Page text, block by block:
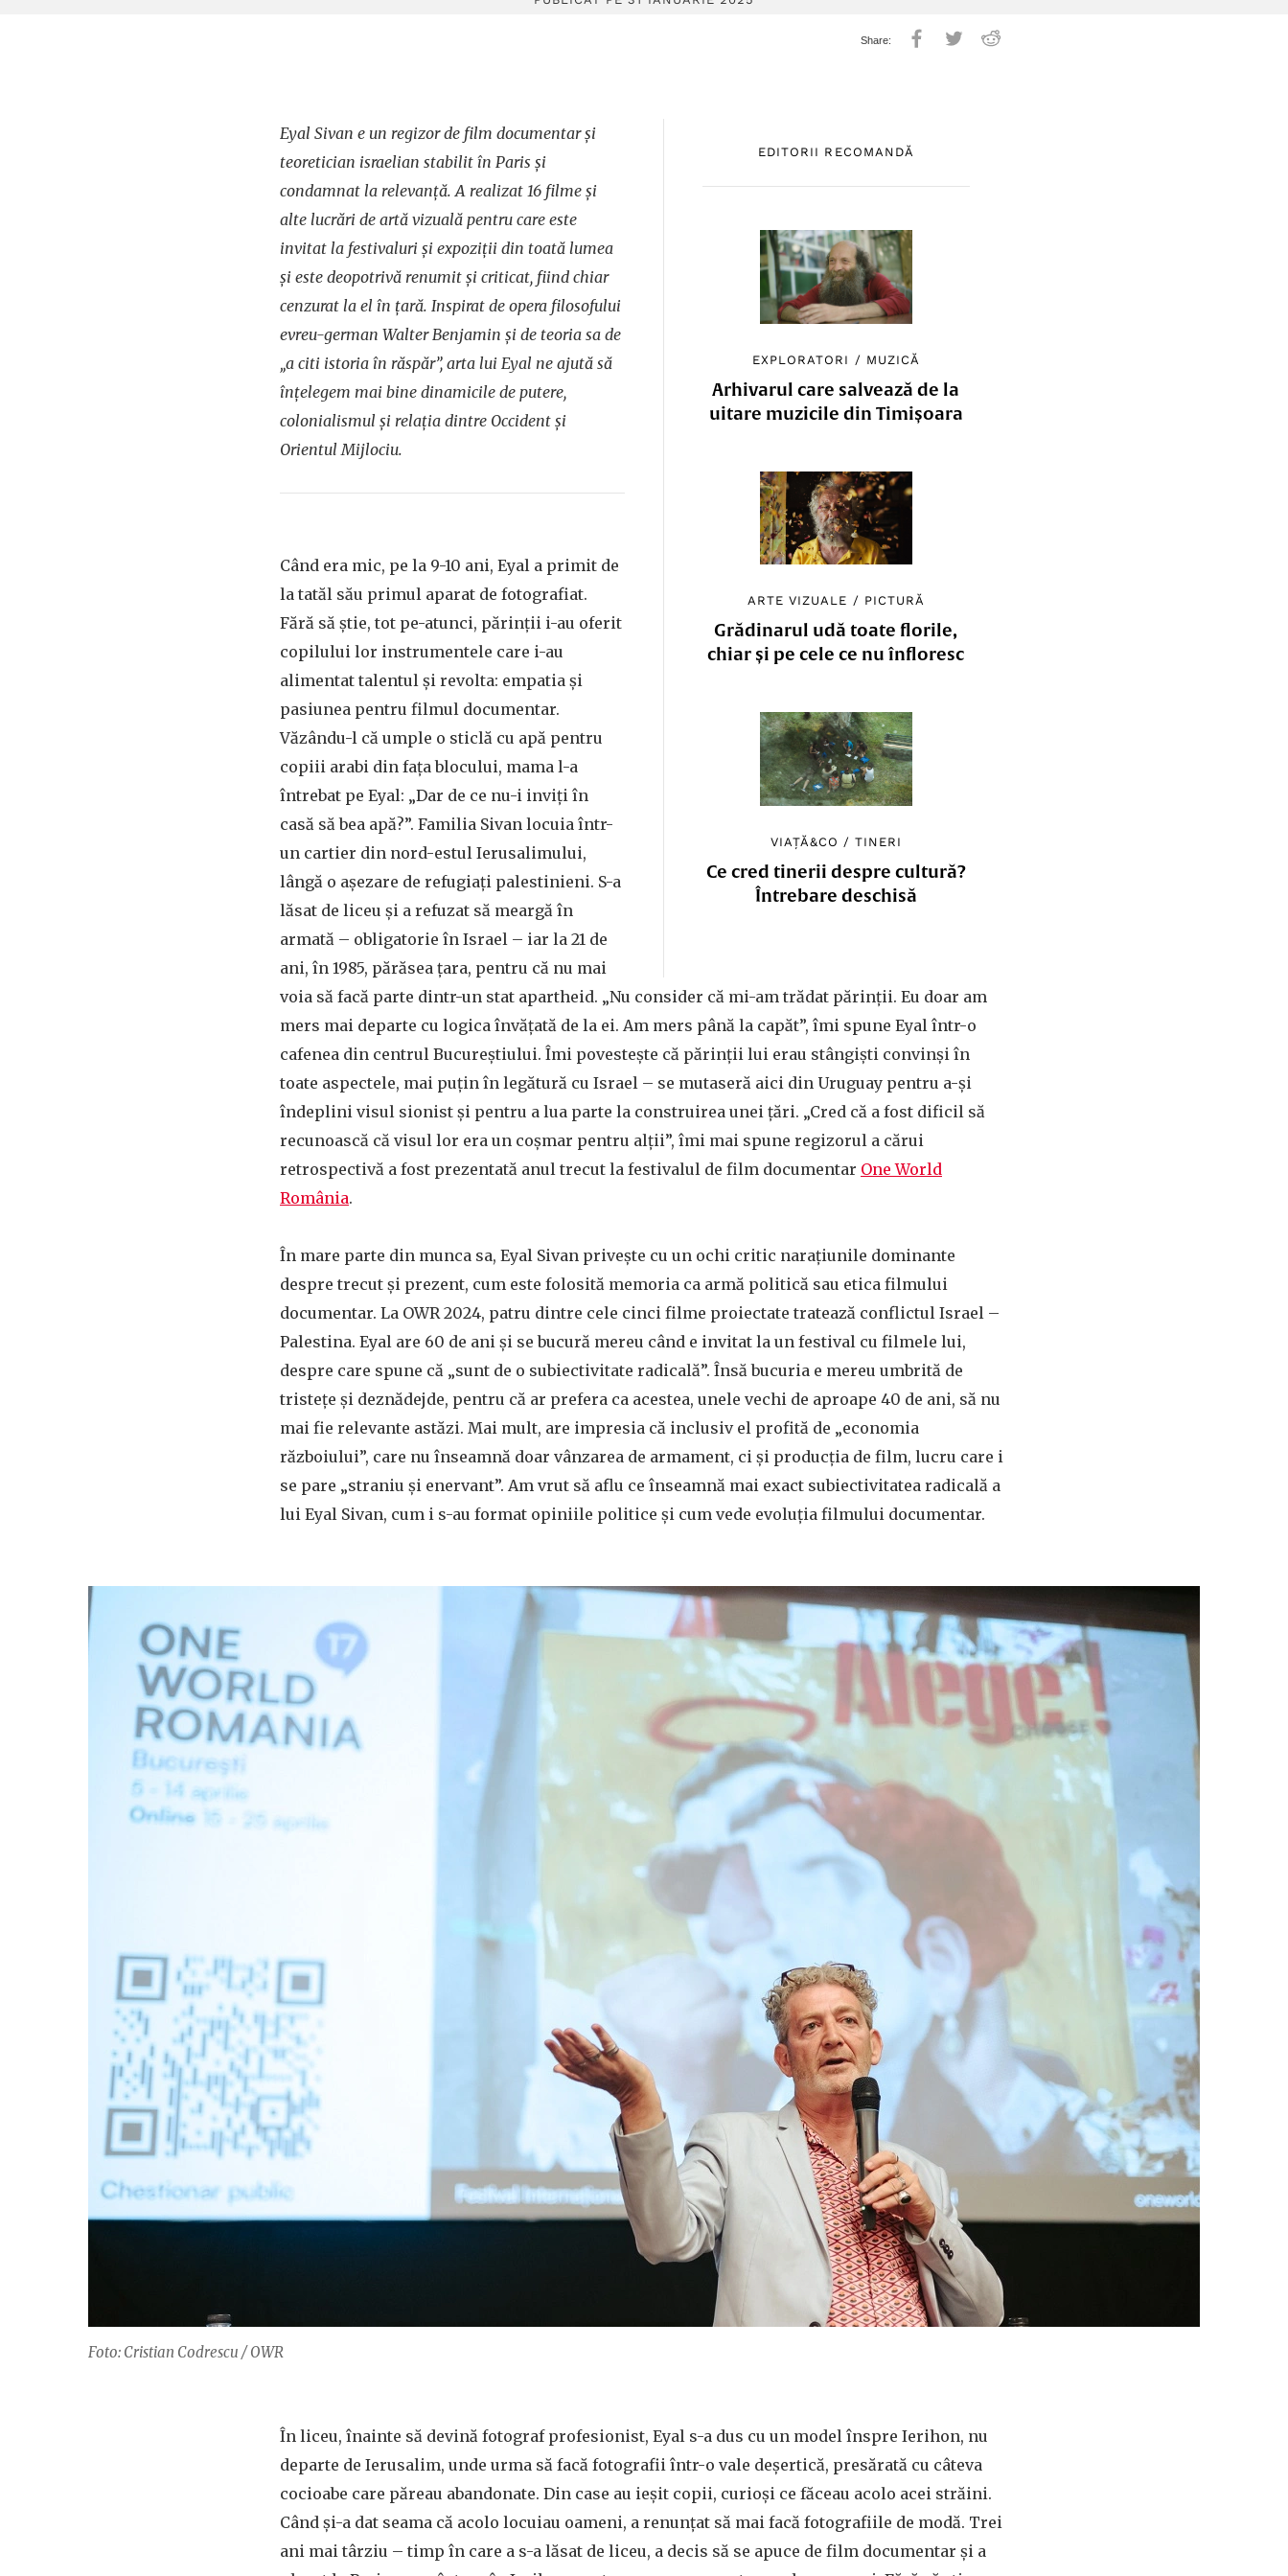
EDITORII RECOMANDĂ
EXPLORATORI / MUZICĂ
Arhivarul care salvează de la
uitare muzicile din Timișoara
ARTE VIZUALE / PICTURĂ
Grădinarul udă toate florile,
chiar și pe cele ce nu înfloresc
VIAȚĂ&CO /TINERI
Ce cred tinerii despre cultură?
Întrebare deschisă
Eyal Sivan e un regizor de film documentar și
teoretician israelian stabilit în Paris și
condamnat la relevanță. A realizat 16 filme și
alte lucrări de artă vizuală pentru care este
invitat la festivaluri și expoziții din toată lumea
și este deopotrivă renumit și criticat, fiind chiar
cenzurat la el în țară. Inspirat de opera filosofului
evreu-german Walter Benjamin și de teoria sa de
„a citi istoria în răspăr”, arta lui Eyal ne ajută să
înțelegem mai bine dinamicile de putere,
colonialismul și relația dintre Occident și
Orientul Mijlociu.
Când era mic, pe la 9-10 ani, Eyal a primit de
la tatăl său primul aparat de fotografiat.
Fără să știe, tot pe-atunci, părinții i-au oferit
copilului lor instrumentele care i-au
alimentat talentul și revolta: empatia și
pasiunea pentru filmul documentar.
Văzându-l că umple o sticlă cu apă pentru
copiii arabi din fața blocului, mama l-a
întrebat pe Eyal: „Dar de ce nu-i inviți în
casă să bea apă?”. Familia Sivan locuia într-
un cartier din nord-estul Ierusalimului,
lângă o așezare de refugiați palestinieni. S-a
lăsat de liceu și a refuzat să meargă în
armată – obligatorie în Israel – iar la 21 de
ani, în 1985, părăsea țara, pentru că nu mai
voia să facă parte dintr-un stat apartheid. „Nu consider că mi-am trădat părinții. Eu doar am
mers mai departe cu logica învățată de la ei. Am mers până la capăt”, îmi spune Eyal într-o
cafenea din centrul Bucureștiului. Îmi povestește că părinții lui erau stângiști convinși în
toate aspectele, mai puțin în legătură cu Israel – se mutaseră aici din Uruguay pentru a-și
îndeplini visul sionist și pentru a lua parte la construirea unei țări. „Cred că a fost dificil să
recunoască că visul lor era un coșmar pentru alții”, îmi mai spune regizorul a cărui
retrospectivă a fost prezentată anul trecut la festivalul de film documentar One World
România.
În mare parte din munca sa, Eyal Sivan privește cu un ochi critic narațiunile dominante
despre trecut și prezent, cum este folosită memoria ca armă politică sau etica filmului
documentar. La OWR 2024, patru dintre cele cinci filme proiectate tratează conflictul Israel –
Palestina. Eyal are 60 de ani și se bucură mereu când e invitat la un festival cu filmele lui,
despre care spune că „sunt de o subiectivitate radicală”. Însă bucuria e mereu umbrită de
tristețe și deznădejde, pentru că ar prefera ca acestea, unele vechi de aproape 40 de ani, să nu
mai fie relevante astăzi. Mai mult, are impresia că inclusiv el profită de „economia
războiului”, care nu înseamnă doar vânzarea de armament, ci și producția de film, lucru care i
se pare „straniu și enervant”. Am vrut să aflu ce înseamnă mai exact subiectivitatea radicală a
lui Eyal Sivan, cum i s-au format opiniile politice și cum vede evoluția filmului documentar.
Foto: Cristian Codrescu / OWR
În liceu, înainte să devină fotograf profesionist, Eyal s-a dus cu un model înspre Ierihon, nu
departe de Ierusalim, unde urma să facă fotografii într-o vale deșertică, presărată cu câteva
cocioabe care păreau abandonate. Din case au ieșit copii, curioși ce făceau acolo acei străini.
Când și-a dat seama că acolo locuiau oameni, a renunțat să mai facă fotografiile de modă. Trei
ani mai târziu – timp în care a s-a lăsat de liceu, a decis să se apuce de film documentar și a